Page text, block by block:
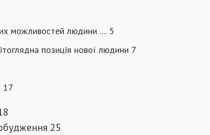
можливостей людини .... 5
позиція нової людини 7
17
25